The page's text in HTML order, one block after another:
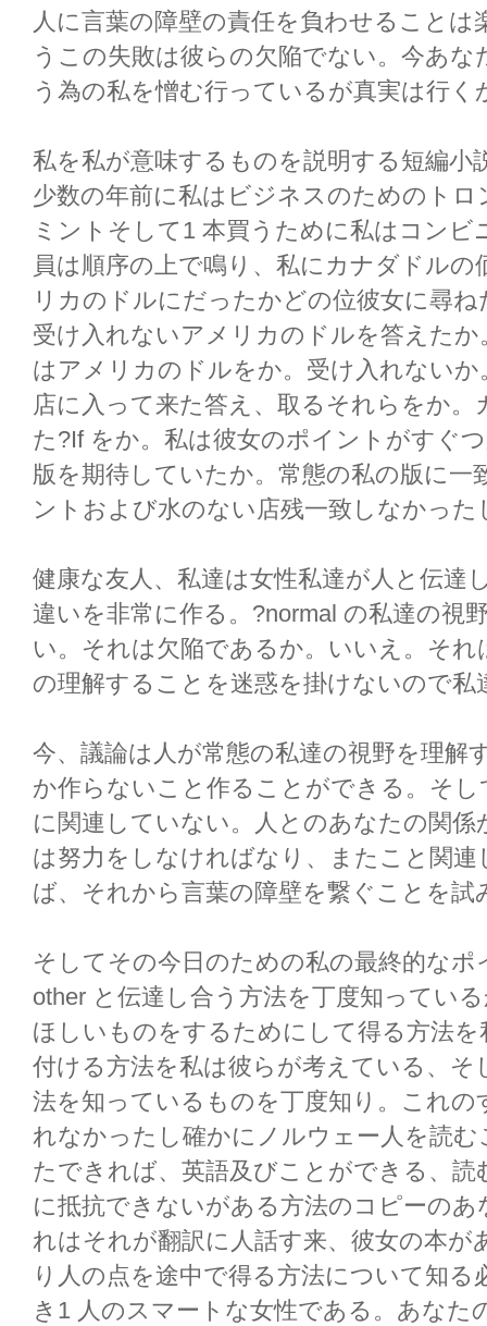
人に言葉の障壁の責任を負わせること
うこの失敗は彼らの欠陥でない。今あ
う為の私を憎む行っているが真実は行
私を私が意味するものを説明する短編
少数の年前に私はビジネスのためのト
ミントそして1 本買うために私はコン
員は順序の上で鳴り、私にカナダドル
リカのドルにだったかどの位彼女に尋
受け入れないアメリカのドルを答えた
はアメリカのドルをか。受け入れない
店に入って来た答え、取るそれらをか
た?If をか。私は彼女のポイントがすぐ
版を期待していたか。常態の私の版に
ントおよび水のない店残一致しなかった
健康な友人、私達は女性私達が人と伝達
違いを非常に作る。?normal の私達の視
い。それは欠陥であるか。いいえ。そ
の理解することを迷惑を掛けないので私
今、議論は人が常態の私達の視野を理解
か作らないこと作ることができる。そ
に関連していない。人とのあなたの関
は努力をしなければなり、またこと関
ば、それから言葉の障壁を繋ぐことを
そしてその今日のための私の最終的な
other と伝達し合う方法を丁度知ってい
ほしいものをするためにして得る方法
付ける方法を私は彼らが考えている、
法を知っているものを丁度知り。これ
れなかったし確かにノルウェー人を読
たできれば、英語及びことができる、
に抵抗できないがある方法のコピーの
れはそれが翻訳に人話す来、彼女の本が
り人の点を途中で得る方法について知
き1 人のスマートな女性である。あなた